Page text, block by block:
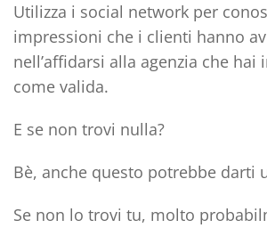
Utilizza i social network per
impressioni che i clienti hanno
nell’affidarsi alla agenzia che hai
come valida.
E se non trovi nulla?
Bè, anche questo potrebbe darti
Se non lo trovi tu, molto